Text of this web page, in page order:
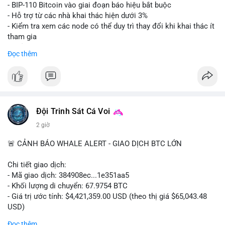
Lời khuyên: Nhà đầu tư nhỏ lẻ nên thận trọng quan sát biến
động thanh khoản trong 24-48 giờ tới. Tránh hành động theo
cảm xúc, hãy chờ xác nhận điểm đến của số BTC này trước khi
điều chỉnh vị thế.
#556btc #36trusd
- BIP-110 Bitcoin vào giai đoạn báo hiệu bắt buộc
- Hỗ trợ từ các nhà khai thác hiện dưới 3%
- Kiểm tra xem các node có thể duy trì thay đổi khi khai thác ít
tham gia
📰 Nguồn: Cointelegraph
Đọc thêm
Đội Trinh Sát Cá Voi
2 giờ
🚨 CẢNH BÁO WHALE ALERT - GIAO DỊCH BTC LỚN
Chi tiết giao dịch:
- Mã giao dịch: 384908ec...1e351aa5
- Khối lượng di chuyển: 67.9754 BTC
- Giá trị ước tính: $4,421,359.00 USD (theo thị giá $65,043.48
USD)